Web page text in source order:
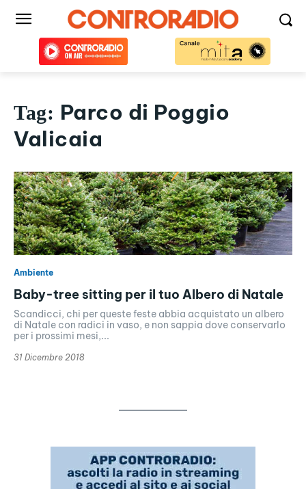
Tag: Parco di Poggio
Valicaia
Ambiente
Baby-tree sitting per il tuo Albero di Natale
Scandicci, chi per queste feste abbia acquistato un albero
di Natale con radici in vaso, e non sappia dove conservarlo
per i prossimi mesi,...
31 Dicembre 2018